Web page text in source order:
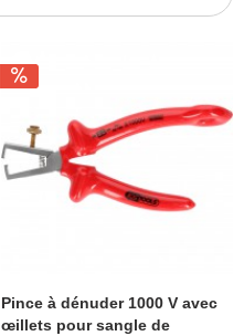
Pince à dénuder 1000 V avec
œillets pour sangle de